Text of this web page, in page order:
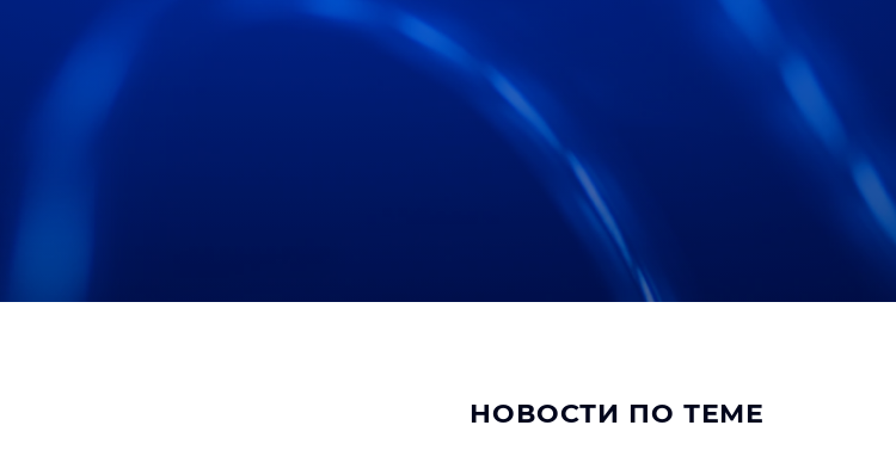
НОВОСТИ ПО ТЕМЕ